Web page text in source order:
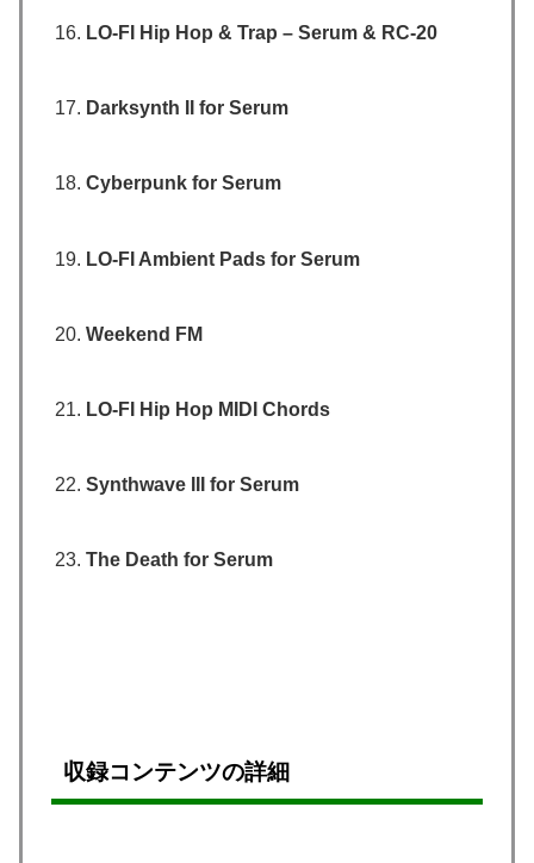
LO-FI Hip Hop & Trap – Serum & RC-20
Darksynth II for Serum
Cyberpunk for Serum
LO-FI Ambient Pads for Serum
Weekend FM
LO-FI Hip Hop MIDI Chords
Synthwave III for Serum
The Death for Serum
収録コンテンツの詳細